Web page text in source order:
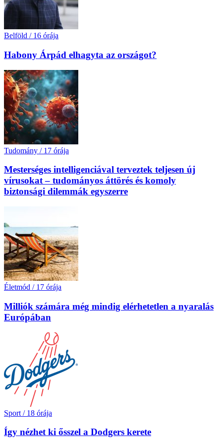
Belföld / 16 órája
Habony Árpád elhagyta az országot?
Tudomány / 17 órája
Mesterséges intelligenciával terveztek teljesen új
vírusokat – tudományos áttörés és komoly
biztonsági dilemmák egyszerre
Életmód / 17 órája
Milliók számára még mindig elérhetetlen a nyaralás
Európában
Sport / 18 órája
Így nézhet ki ősszel a Dodgers kerete